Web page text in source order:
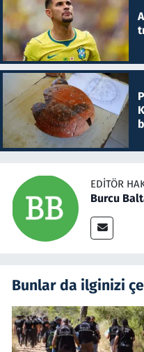
EDITÖR
Burcu
Bunlar da ilginizi